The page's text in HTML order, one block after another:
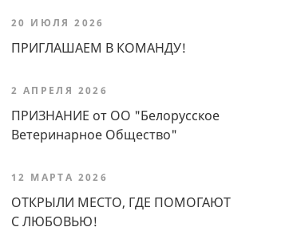
20 ИЮЛЯ 2026
ПРИГЛАШАЕМ В КОМАНДУ!
2 АПРЕЛЯ 2026
ПРИЗНАНИЕ от ОО "Белорусское
Ветеринарное Общество"
12 МАРТА 2026
ОТКРЫЛИ МЕСТО, ГДЕ ПОМОГАЮТ
С ЛЮБОВЬЮ!